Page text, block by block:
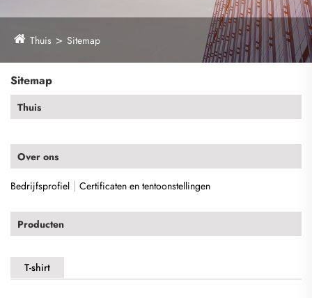
Thuis Sitemap
Sitemap
Thuis
Over ons
Bedrijfsprofiel | Certificaten en tentoonstellingen
Producten
T-shirt